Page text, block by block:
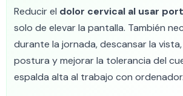
Reducir el dolor cervical al usar
solo de elevar la pantalla. También
durante la jornada, descansar la
postura y mejorar la tolerancia del
espalda alta al trabajo con ordenador.